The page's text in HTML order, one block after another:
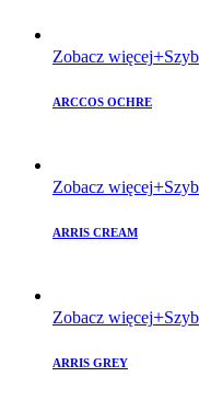
Zobacz więcej
ARCCOS OCHRE
Zobacz więcej
ARRIS CREAM
Zobacz więcej
ARRIS GREY